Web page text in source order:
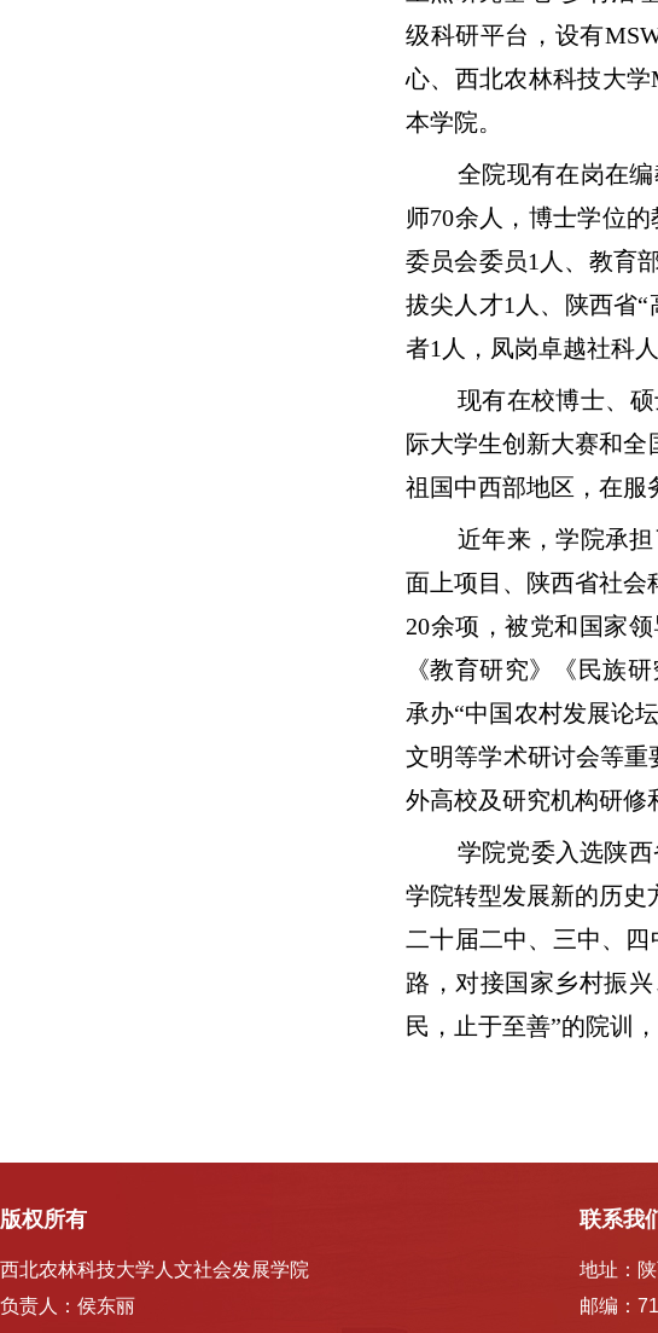
级科研平台，设有
心、西北农林科技大
本学院。
全院现有在岗在
师70余人，博士学位
委员会委员1人、教育
拔尖人才1人、陕西省
者1人，凤岗卓越社科
现有在校博士、
际大学生创新大赛和
祖国中西部地区，在服
近年来，学院承
面上项目、陕西省社会
20余项，被党和国家
《教育研究》《民族
承办“中国农村发展论
文明等学术研讨会等重
外高校及研究机构研修
学院党委入选陕
学院转型发展新的历史
二十届二中、三中、四
路，对接国家乡村振
民，止于至善”的院训
版权所有
西北农林科技大学人文社会发展学院
负责人：侯东丽
联系我
地址：
邮编：